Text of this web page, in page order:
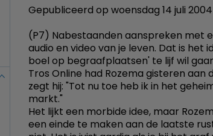
Gepubliceerd op woensdag 14 juli 2004
(P7) Nabestaanden aanspreken met
audio en video van je leven. Dat is het
boel op begraafplaatsen' te lijf wil
Tros Online had Rozema gisteren aan
zegt hij: "Tot nu toe heb ik in het
markt."
Het lijkt een morbide idee, maar
een einde te maken aan de laatste